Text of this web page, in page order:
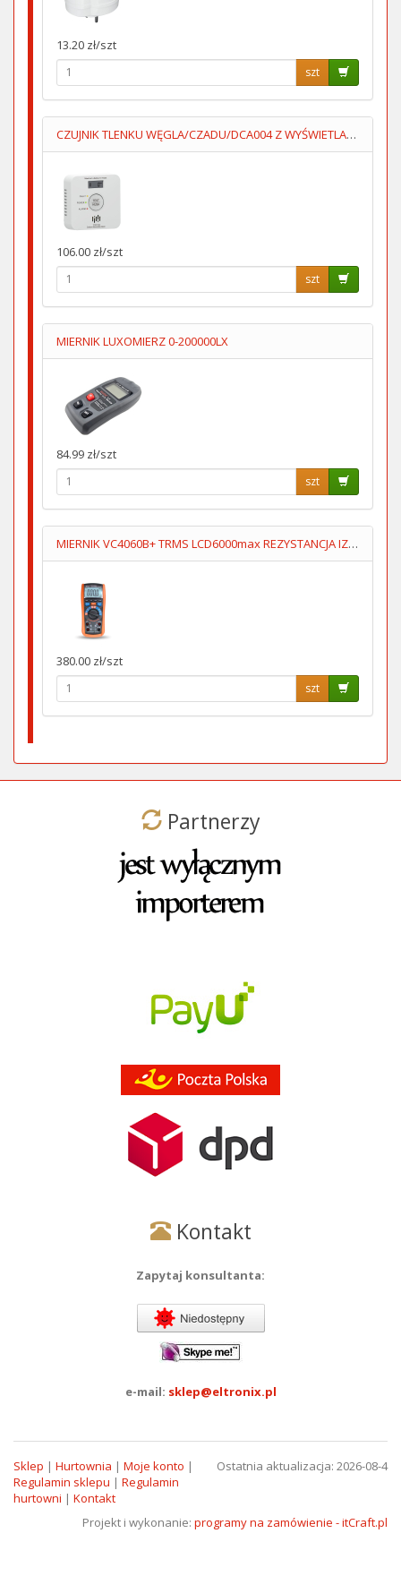
13.20 zł/szt
szt
CZUJNIK TLENKU WĘGLA/CZADU/DCA004 Z WYŚWIETLACZEM 2XAA LUMIO
106.00 zł/szt
szt
MIERNIK LUXOMIERZ 0-200000LX
84.99 zł/szt
szt
MIERNIK VC4060B+ TRMS LCD6000max REZYSTANCJA IZOL 500V/1000V
380.00 zł/szt
szt
Partnerzy
Kontakt
Zapytaj konsultanta:
e-mail: sklep@eltronix.pl
Ostatnia aktualizacja: 2026-08-4
Sklep | Hurtownia | Moje konto |
Regulamin sklepu | Regulamin
hurtowni | Kontakt
Projekt i wykonanie: programy na zamówienie - itCraft.pl